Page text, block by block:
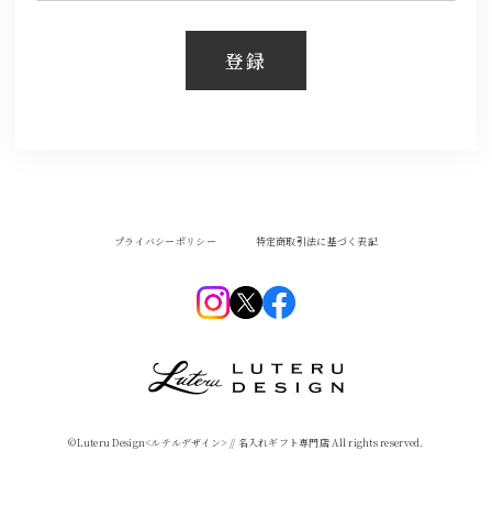
登録
プライバシーポリシー 特定商取引法に基づく表記
©︎Luteru Design<ルテルデザイン> // 名入れギフト専門店 All rights reserved.